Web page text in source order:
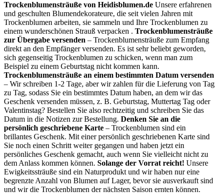
Trockenblumensträuße von Heidisblumen.de Unsere erfahrenen
und geschulten Blumendekorateure, die seit vielen Jahren mit
Trockenblumen arbeiten, sie sammeln und Ihre Trockenblumen zu
einem wunderschönen Strauß verpacken . Trockenblumensträuße
zur Übergabe versenden – Trockenblumensträuße zum Empfang
direkt an den Empfänger versenden. Es ist sehr beliebt geworden,
sich gegenseitig Trockenblumen zu schicken, wenn man zum
Beispiel zu einem Geburtstag nicht kommen kann.
Trockenblumensträuße an einem bestimmten Datum versenden
– Wir schreiben 1-2 Tage, aber wir zahlen für die Lieferung von Tag
zu Tag, sodass Sie ein bestimmtes Datum haben, an dem wir das
Geschenk versenden müssen, z. B. Geburtstag, Muttertag Tag oder
Valentinstag? Bestellen Sie also rechtzeitig und schreiben Sie das
Datum in die Notizen zur Bestellung. Denken Sie an die
persönlich geschriebene Karte – Trockenblumen sind ein
brillantes Geschenk. Mit einer persönlich geschriebenen Karte sind
Sie noch einen Schritt weiter gegangen und haben jetzt ein
persönliches Geschenk gemacht, auch wenn Sie vielleicht nicht zu
dem Anlass kommen können. Solange der Vorrat reicht! Unsere
Ewigkeitssträuße sind ein Naturprodukt und wir haben nur eine
begrenzte Anzahl von Blumen auf Lager, bevor sie ausverkauft sind
und wir die Trockenblumen der nächsten Saison ernten können.